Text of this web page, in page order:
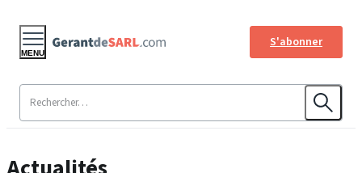
S'abonner
MENU